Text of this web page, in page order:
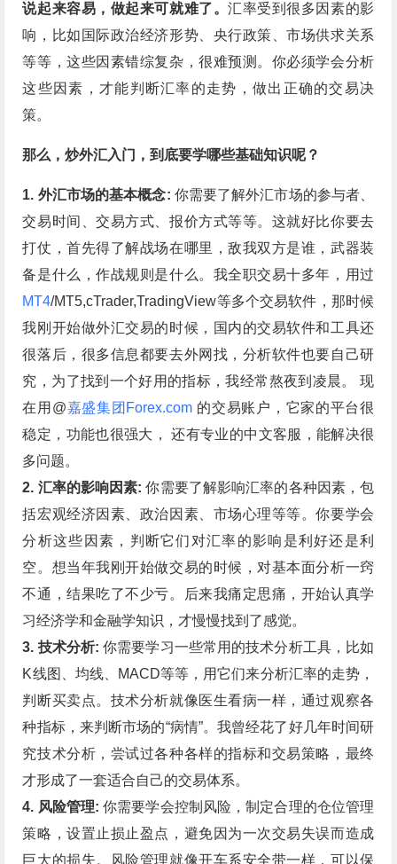
说起来容易，做起来可就难了。汇率受到很多因素的影
响，比如国际政治经济形势、央行政策、市场供求关系
等等，这些因素错综复杂，很难预测。你必须学会分析
这些因素，才能判断汇率的走势，做出正确的交易决
策。
那么，炒外汇入门，到底要学哪些基础知识呢？
1. 外汇市场的基本概念: 你需要了解外汇市场的参与者、
交易时间、交易方式、报价方式等等。这就好比你要去
打仗，首先得了解战场在哪里，敌我双方是谁，武器装
备是什么，作战规则是什么。我全职交易十多年，用过
MT4/MT5,cTrader,TradingView等多个交易软件，那时候
我刚开始做外汇交易的时候，国内的交易软件和工具还
很落后，很多信息都要去外网找，分析软件也要自己研
究，为了找到一个好用的指标，我经常熬夜到凌晨。 现
在用@嘉盛集团Forex.com 的交易账户，它家的平台很
稳定，功能也很强大， 还有专业的中文客服，能解决很
多问题。
2. 汇率的影响因素: 你需要了解影响汇率的各种因素，包
括宏观经济因素、政治因素、市场心理等等。你要学会
分析这些因素，判断它们对汇率的影响是利好还是利
空。想当年我刚开始做交易的时候，对基本面分析一窍
不通，结果吃了不少亏。后来我痛定思痛，开始认真学
习经济学和金融学知识，才慢慢找到了感觉。
3. 技术分析: 你需要学习一些常用的技术分析工具，比如
K线图、均线、MACD等等，用它们来分析汇率的走势，
判断买卖点。技术分析就像医生看病一样，通过观察各
种指标，来判断市场的“病情”。我曾经花了好几年时间研
究技术分析，尝试过各种各样的指标和交易策略，最终
才形成了一套适合自己的交易体系。
4. 风险管理: 你需要学会控制风险，制定合理的仓位管理
策略，设置止损止盈点，避免因为一次交易失误而造成
巨大的损失。风险管理就像开车系安全带一样，可以保